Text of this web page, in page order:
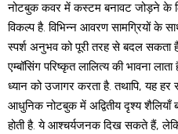
नोटबुक कवर में कस्टम बनावट जोड़ने के
विकल्प है. विभिन्न आवरण सामग्रियों के
स्पर्श अनुभव को पूरी तरह से बदल सकता
एम्बॉसिंग परिष्कृत लालित्य की भावना
ध्यान को उजागर करता है. तथापि, यह
आधुनिक नोटबुक में अद्वितीय दृश्य शैलियाँ
होती है. ये आश्चर्यजनक दिख सकते हैं,